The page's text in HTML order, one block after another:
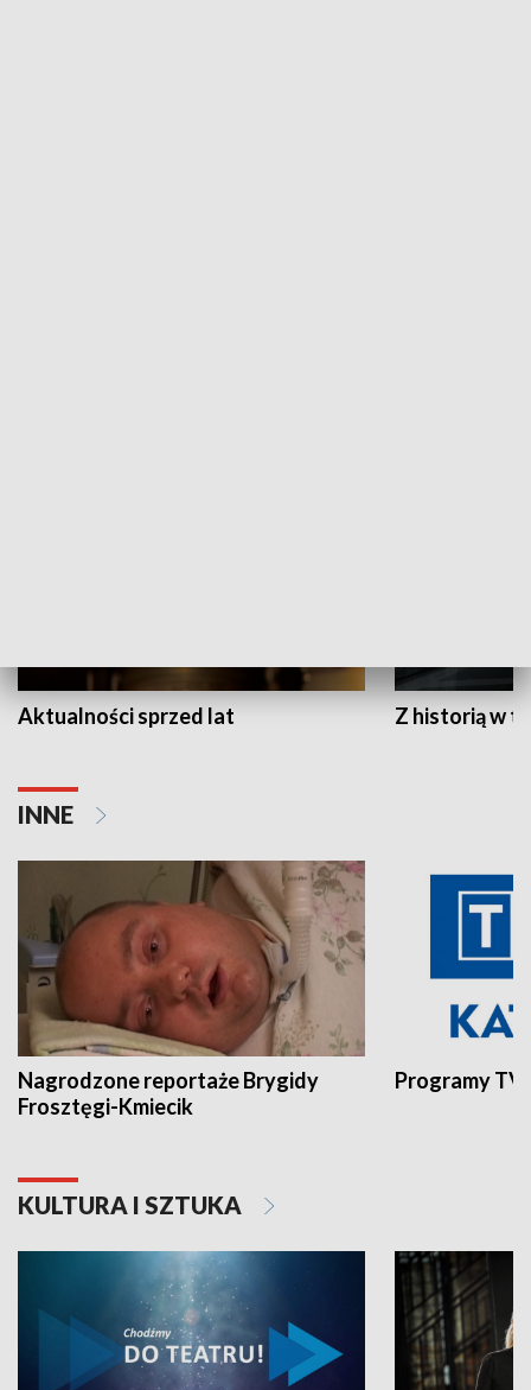
Aktualności sprzed lat Z historią w
INNE
Nagrodzone reportaże Brygidy
Frosztęgi-Kmiecik
Programy
KULTURA I SZTUKA